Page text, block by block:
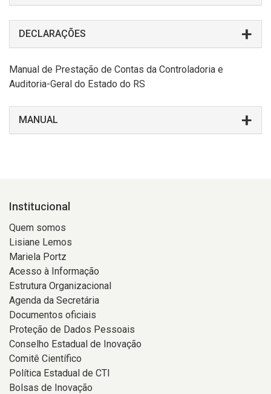
DECLARAÇÕES
Manual de Prestação de Contas da Controladoria e
Auditoria-Geral do Estado do RS
MANUAL
Institucional
Quem somos
Lisiane Lemos
Mariela Portz
Acesso à Informação
Estrutura Organizacional
Agenda da Secretária
Documentos oficiais
Proteção de Dados Pessoais
Conselho Estadual de Inovação
Comitê Científico
Política Estadual de CTI
Bolsas de Inovação